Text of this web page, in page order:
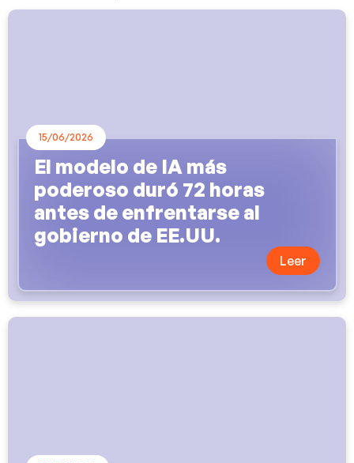
15/06/2026
El modelo de IA más
poderoso duró 72 horas
antes de enfrentarse al
gobierno de EE.UU.
Leer